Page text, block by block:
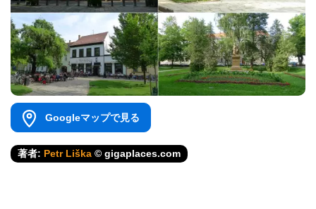
Googleマップで見る
著者: Petr Liška © gigaplaces.com